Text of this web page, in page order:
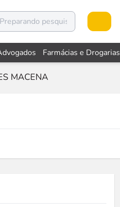
Farmácias e Drogarias
MACENA